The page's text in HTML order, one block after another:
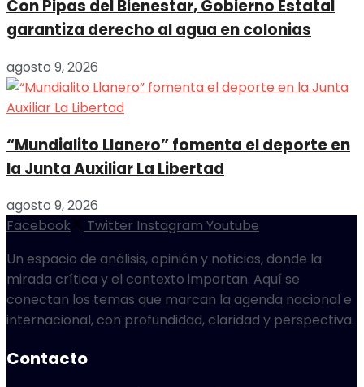
Con Pipas del Bienestar, Gobierno Estatal
garantiza derecho al agua en colonias
agosto 9, 2026
“Mundialito Llanero” fomenta el deporte en
la Junta Auxiliar La Libertad
agosto 9, 2026
Facebook
Twitter Instagram Youtube
Un espacio de análisis, opinión y noticias, donde la
mirada crítica y el contexto importan. Aquí se
conectan los temas que marcan la agenda nacional e
internacional, con profundidad, claridad y perspectiva.
Contacto